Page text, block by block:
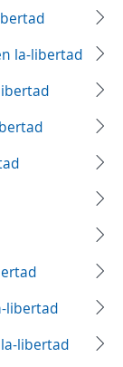
la-libertad
libertad
libertad